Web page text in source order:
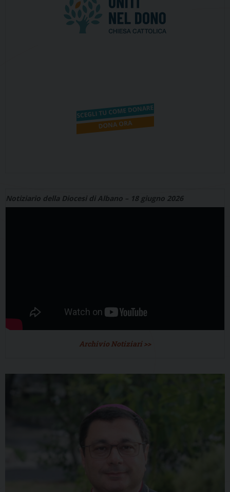
Notiziario della Diocesi di Albano – 18 giugno 2026
Archivio Notiziari >>